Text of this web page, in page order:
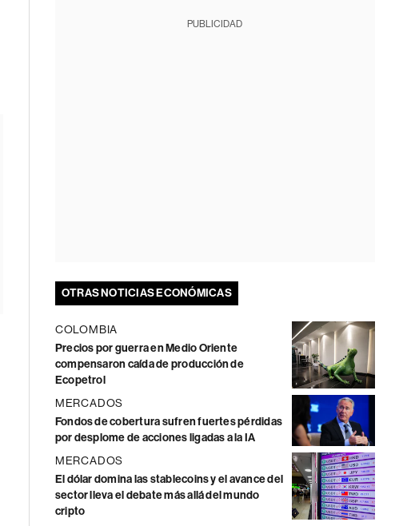
PUBLICIDAD
OTRAS NOTICIAS ECONÓMICAS
COLOMBIA
Precios por guerra en Medio Oriente
compensaron caída de producción de
Ecopetrol
MERCADOS
Fondos de cobertura sufren fuertes pérdidas
por desplome de acciones ligadas a la IA
MERCADOS
El dólar domina las stablecoins y el avance del
sector lleva el debate más allá del mundo
cripto